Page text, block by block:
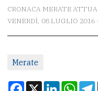
redazione
Scrivici
CRONACA MERATE
VENERDÌ, 08 LUGLIO 2016
Merate
Facebook
X LinkedIn